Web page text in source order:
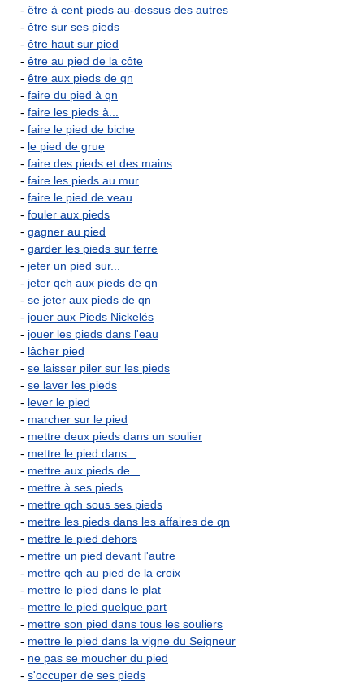
- être à cent pieds au-dessus des autres
- être sur ses pieds
- être haut sur pied
- être au pied de la côte
- être aux pieds de qn
- faire du pied à qn
- faire les pieds à...
- faire le pied de biche
- le pied de grue
- faire des pieds et des mains
- faire les pieds au mur
- faire le pied de veau
- fouler aux pieds
- gagner au pied
- garder les pieds sur terre
- jeter un pied sur...
- jeter qch aux pieds de qn
- se jeter aux pieds de qn
- jouer aux Pieds Nickelés
- jouer les pieds dans l'eau
- lâcher pied
- se laisser piler sur les pieds
- se laver les pieds
- lever le pied
- marcher sur le pied
- mettre deux pieds dans un soulier
- mettre le pied dans...
- mettre aux pieds de...
- mettre à ses pieds
- mettre qch sous ses pieds
- mettre les pieds dans les affaires de qn
- mettre le pied dehors
- mettre un pied devant l'autre
- mettre qch au pied de la croix
- mettre le pied dans le plat
- mettre le pied quelque part
- mettre son pied dans tous les souliers
- mettre le pied dans la vigne du Seigneur
- ne pas se moucher du pied
- s'occuper de ses pieds